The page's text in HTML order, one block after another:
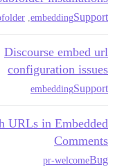
Support
embedding
Discourse embed url
configuration issues
Support
embedding
URLs in Embedded
Comments
Bug
pr-welcome